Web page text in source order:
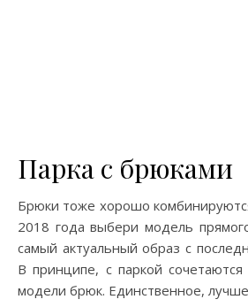
Парка с брюками
Брюки тоже хорошо
2018 года выбери модель
самый актуальный образ с
В принципе, с паркой
модели брюк. Единственное,